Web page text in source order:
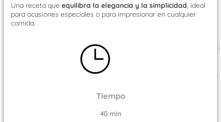
Una receta que equilibra la elegancia y la simplicidad, ideal
para ocasiones especiales o para impresionar en cualquier
comida.
Tiempo
40 min